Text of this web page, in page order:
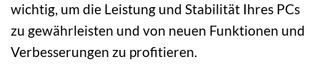
wichtig, um die Leistung und Stabilität Ihres PCs
zu gewährleisten und von neuen Funktionen und
Verbesserungen zu profitieren.